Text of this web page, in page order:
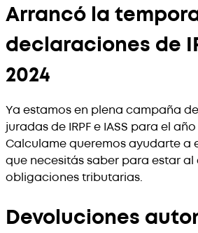
Arrancó la
declaraciones de
2024
Ya estamos en plena campaña
juradas de IRPF e IASS para el
Calculame queremos ayudarte a
que necesitás saber para estar al
obligaciones tributarias.
Devoluciones